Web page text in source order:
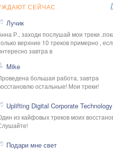
СЕЙЧАС
Лучик
Р., заходи послушай мои треки
верхние 10 треков примерно ,
завтра в
Mike
большая работа, завтра
остальные! Мои треки!
Uplifting Digital Corporate Technology
из кайфовых треков моих
Подари мне свет